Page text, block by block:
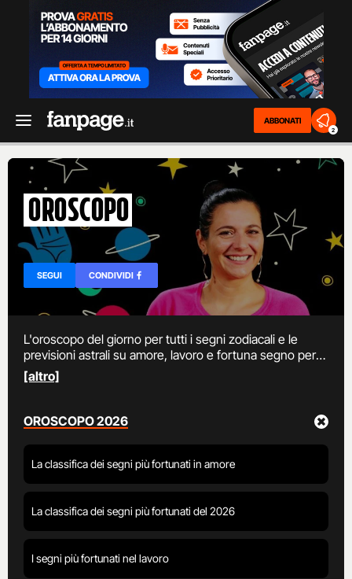
ABBONATI
2
Oroscopo
SEGUI CONDIVIDI
L'oroscopo del giorno per tutti i segni zodiacali e le
previsioni astrali su amore, lavoro e fortuna segno per
segno con i consigli dell'astrologa Ginny. Le previsioni
astrologiche settimanali e mensili aggiornate con voti e
[altro]
OROSCOPO 2026
La classifica dei segni più fortunati in amore
La classifica dei segni più fortunati del 2026
I segni più fortunati nel lavoro